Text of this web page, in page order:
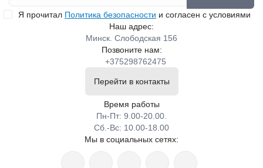
Я прочитал Политика безопасности и согласен с условиями
Наш адрес:
Минск. Слободская 156
Позвоните нам:
+375298762475
Перейти в контакты
Время работы
Пн-Пт: 9.00-20.00.
Сб.-Вс: 10.00-18.00
Мы в социальных сетях: